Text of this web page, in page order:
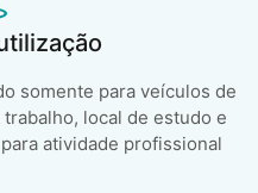
somente para veículos de
local de estudo e
atividade profissional